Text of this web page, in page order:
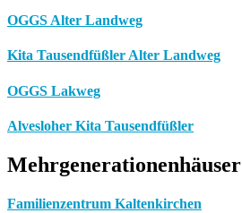
OGGS Alter Landweg
Kita Tausendfüßler Alter Landweg
OGGS Lakweg
Alvesloher Kita Tausendfüßler
Mehrgenerationenhäuser
Familienzentrum Kaltenkirchen